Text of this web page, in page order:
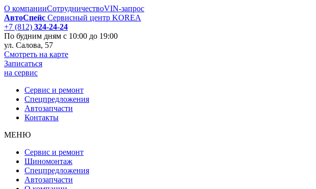
О компанииСотрудничествоVIN-запрос
АвтоСпейс Сервисный центр KOREA
+7 (812) 324-24-24
По будним дням с 10:00 до 19:00
ул. Салова, 57
Смотреть на карте
Записаться
на сервис
Сервис и ремонт
Спецпредложения
Автозапчаcти
Контакты
МЕНЮ
Сервис и ремонт
Шиномонтаж
Спецпредложения
Автозапчаcти